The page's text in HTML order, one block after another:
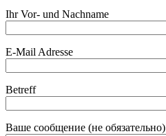
Ihr Vor- und Nachname
E-Mail Adresse
Betreff
Ваше сообщение (не обязательно)